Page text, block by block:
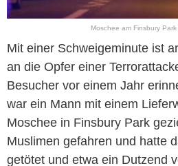
Moschee am Finsbury
Mit einer Schweigeminute ist
an die Opfer einer
Besucher vor einem Jahr
war ein Mann mit einem
Moschee in Finsbury Park
Muslimen gefahren und hatte
getötet und etwa ein Dutzend